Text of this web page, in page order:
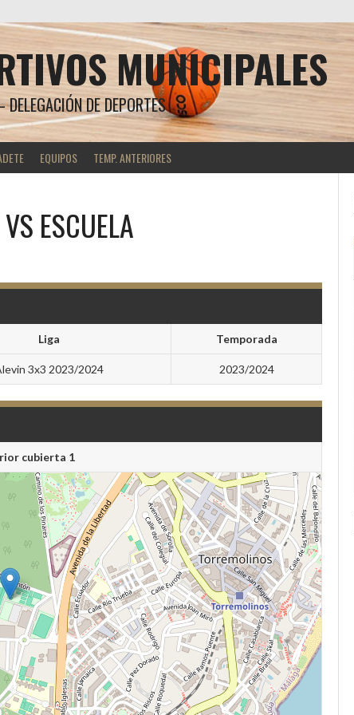
MUNICIPALES
DE DEPORTES
EQUIPOS TEMP. ANTERIORES
VS ESCUELA
Liga Temporada
3x3 2023/2024 2023/2024
cubierta 1